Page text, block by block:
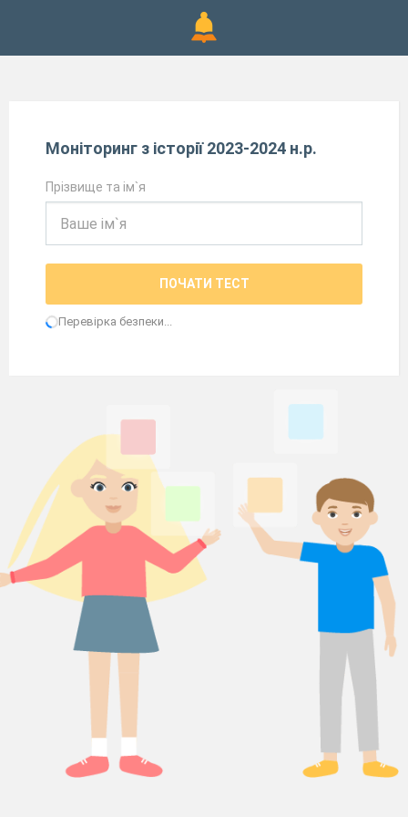
Моніторинг з історії 2023-2024 н.р.
Прізвище та ім`я
ПОЧАТИ ТЕСТ
Перевірка безпеки...